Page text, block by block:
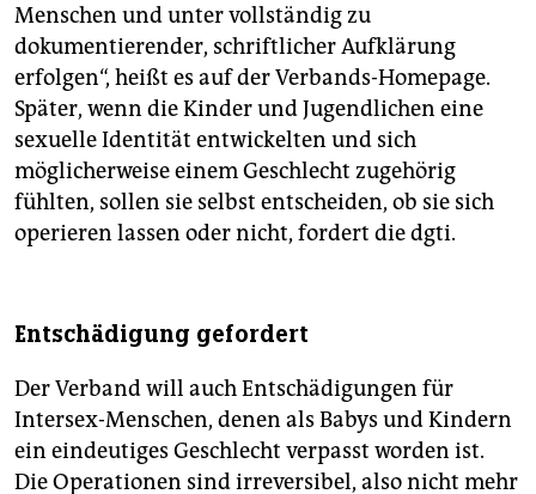
Menschen und unter vollständig zu
dokumentierender, schriftlicher Aufklärung
erfolgen“, heißt es auf der Verbands-Homepage.
Später, wenn die Kinder und Jugendlichen eine
sexuelle Identität entwickelten und sich
möglicherweise einem Geschlecht zugehörig
fühlten, sollen sie selbst entscheiden, ob sie sich
operieren lassen oder nicht, fordert die dgti.
Entschädigung gefordert
Der Verband will auch Entschädigungen für
Intersex-Menschen, denen als Babys und Kindern
ein eindeutiges Geschlecht verpasst worden ist.
Die Operationen sind irreversibel, also nicht mehr